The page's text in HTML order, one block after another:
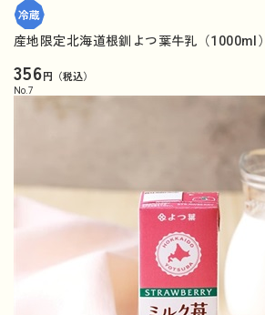
産地限定北海道根釧よつ葉牛乳（1000ml）
356円（税込）
No. 7